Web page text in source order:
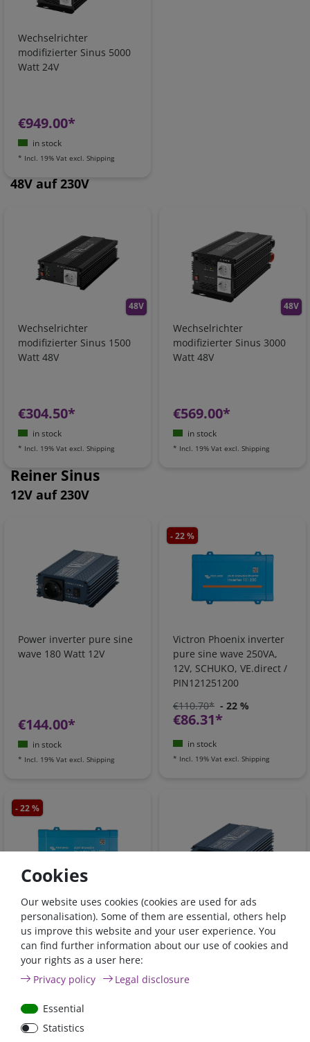
Wechselrichter
modifizierter Sinus 5000
Watt 24V
€949.00*
in stock
* Incl. 19% Vat excl. Shipping
48V auf 230V
48V
Wechselrichter
modifizierter Sinus 1500
Watt 48V
€304.50*
in stock
* Incl. 19% Vat excl. Shipping
48V
Wechselrichter
modifizierter Sinus 3000
Watt 48V
€569.00*
in stock
* Incl. 19% Vat excl. Shipping
Reiner Sinus
12V auf 230V
Power inverter pure sine
wave 180 Watt 12V
€144.00*
in stock
* Incl. 19% Vat excl. Shipping
- 22 %
Victron Phoenix inverter
pure sine wave 250VA,
12V, SCHUKO, VE.direct /
PIN121251200
€110.70* - 22 %
€86.31*
in stock
* Incl. 19% Vat excl. Shipping
- 22 %
Phoenix inverter pure
sine wave 375VA, 12V,
SCHUKO, VE.direct /
PIN121371200
€142.80* - 22 %
in stock
*Incl. 19% Vatexcl.
Power inverter pure sine
wave 350 Watt 12V
Cookies
Our website uses cookies (cookies are used for ads
personalisation). Some of them are essential, others help
us improve this website and your user experience. You
can find further information about our use of cookies and
your rights as a user here:
Privacy policy
Legal disclosure
Essential
Statistics